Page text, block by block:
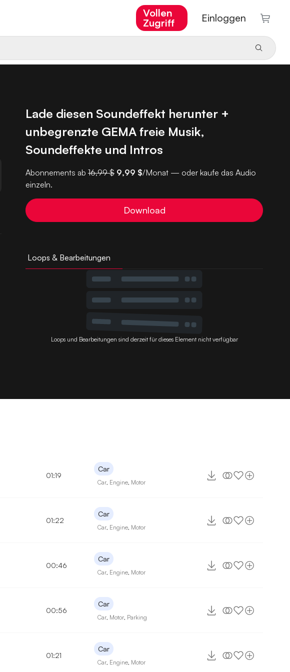
Vollen
Zugriff
Einloggen
Lade diesen Soundeffekt herunter +
unbegrenzte GEMA freie Musik,
Soundeffekte und Intros
Abonnements ab16,99 $ 9,99 $/Monat — oder kaufe das Audio
einzeln.
Download
Loops & Bearbeitungen
Loops und Bearbeitungen sind derzeit für dieses Element nicht verfügbar
01:19
Car
Car Engine Motor
01:22
Car
Car Engine Motor
00:46
Car
Car Engine Motor
00:56
Car
Car Motor Parking
01:21
Car
Car Engine Motor